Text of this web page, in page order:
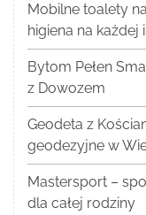
Mobilne toalety
higiena na każdej
Bytom Pełen
z Dowozem
Geodeta z
geodezyjne w
Mastersport –
dla całej rodziny